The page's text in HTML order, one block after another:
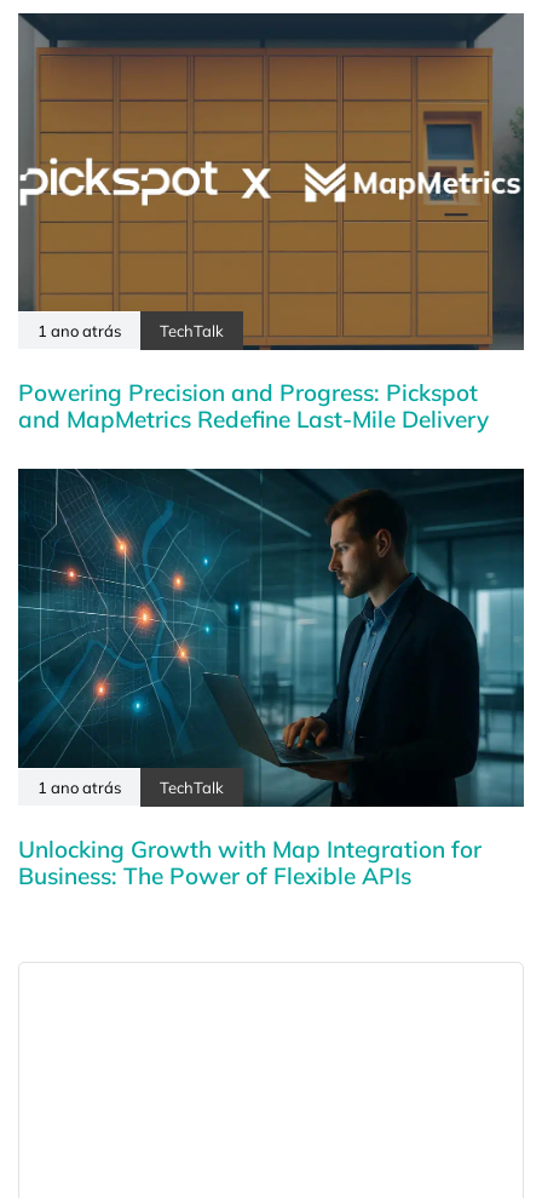
1 ano atrás TechTalk
Powering Precision and Progress: Pickspot
and MapMetrics Redefine Last-Mile Delivery
1 ano atrás TechTalk
Unlocking Growth with Map Integration for
Business: The Power of Flexible APIs